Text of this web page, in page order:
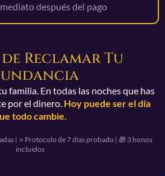
después del pago
Reclamar Tu
familia. En todas las noches que has
por el dinero. Hoy puede ser el día
todo cambie.
| ⭐️ Protocolo de 7 días probado | 🎁 3 bonos
incluidos